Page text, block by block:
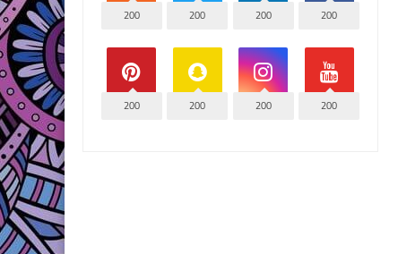
200
200
200
200
200
200
200
200